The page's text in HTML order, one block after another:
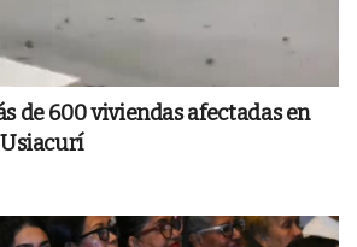
de 600 viviendas afectadas en